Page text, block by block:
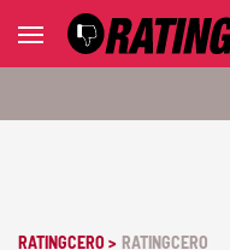
RATINGCERO > RATINGCERO